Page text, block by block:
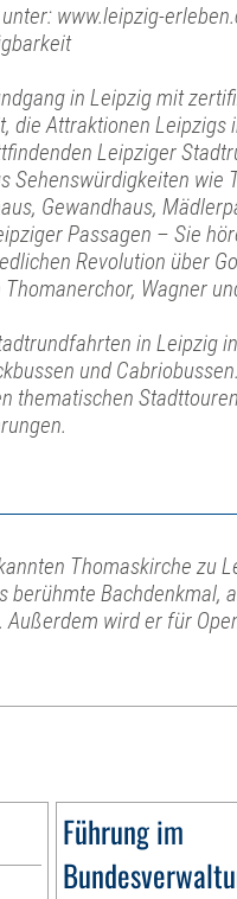
www.leipzig-
in Leipzig mit
die Attraktionen
Leipziger
Sehenswürdigkeiten wie
Gewandhaus,
Passagen – Sie
Revolution über
Wagner
in Leipzig
und
thematischen
Thomaskirche zu
berühmte Bachdenkmal,
Außerdem wird er für
Führung im